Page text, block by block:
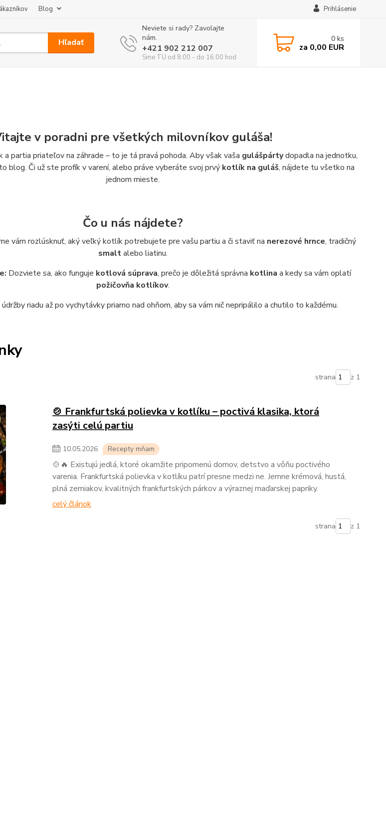
Blog Prihlásenie
Hľadať
Neviete si rady? Zavolajte
nám.
+421 902 212 007
Sme TU od 8:00 - do 16:00 hod
0 ks
za 0,00 EUR
v poradni pre všetkých milovníkov guláša!
a partia priateľov na záhrade – to je tá pravá pohoda. Aby však vaša gulášpártydopadla na jednotku,
blog. Či už ste profík v varení, alebo práve vyberáte svoj prvý kotlík na guláš, nájdete tu všetko na
jednom mieste.
Čo u nás nájdete?
vám rozlúsknuť, aký veľký kotlík potrebujete pre vašu partiu a či staviť na nerezové hrnce, tradičný
smaltalebo liatinu.
Dozviete sa, ako funguje kotlová súprava, prečo je dôležitá správna kotlina a kedy sa vám oplatí
požičovňa kotlíkov.
riadu až po vychytávky priamo nad ohňom, aby sa vám nič nepripálilo a chutilo to každému.
strana z 1
🍲 Frankfurtská polievka v kotlíku – poctivá klasika, ktorá
zasýti celú partiu
10.05.2026 Recepty mňam
🍲🔥 Existujú jedlá, ktoré okamžite pripomenú domov, detstvo a vôňu poctivého
varenia. Frankfurtská polievka v kotlíku patrí presne medzi ne. Jemne krémová, hustá,
plná zemiakov, kvalitných frankfurtských párkov a výraznej maďarskej papriky.
celý článok
strana z 1